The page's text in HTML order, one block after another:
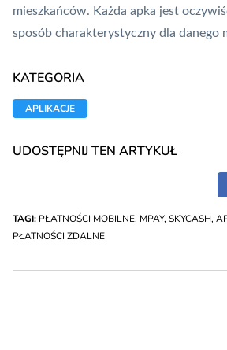
mieszkańców. Każda apka jest
sposób charakterystyczny dla danego
KATEGORIA
APLIKACJE
UDOSTĘPNIJ TEN ARTYKUŁ
TAGI: PŁATNOŚCI MOBILNE, MPAY, SKYCASH,
PŁATNOŚCI ZDALNE